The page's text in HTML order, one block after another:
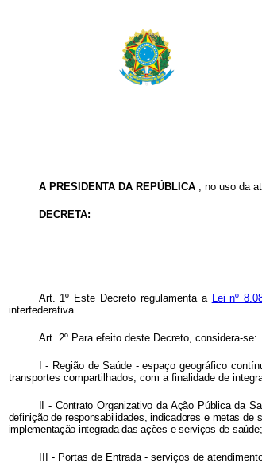
A PRESIDENTA DA REPÚBLICA , no uso da
DECRETA:
Art. 1º Este Decreto regulamenta a Lei nº
interfederativa.
Art. 2º Para efeito deste Decreto, considera-se:
I - Região de Saúde - espaço geográfico
transportes compartilhados, com a finalidade de
II - Contrato Organizativo da Ação Pública da
definição de responsabilidades, indicadores e metas
implementação integrada das ações e serviços de saúde;
III - Portas de Entrada - serviços de